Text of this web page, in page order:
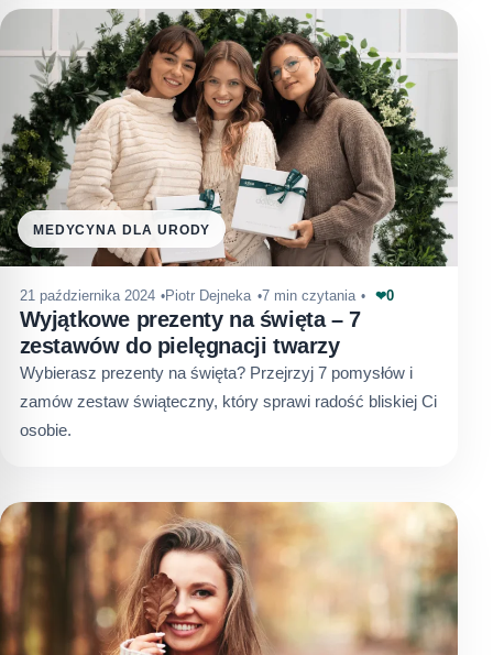
MEDYCYNA DLA URODY
21 października 2024 Piotr Dejneka 7 min czytania ❤0
Wyjątkowe prezenty na święta – 7
zestawów do pielęgnacji twarzy
Wybierasz prezenty na święta? Przejrzyj 7 pomysłów i
zamów zestaw świąteczny, który sprawi radość bliskiej Ci
osobie.